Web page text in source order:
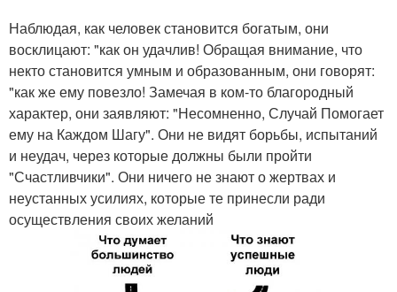
Наблюдая, как человек становится богатым, они
восклицают: "как он удачлив! Обращая внимание, что
некто становится умным и образованным, они говорят:
"как же ему повезло! Замечая в ком-то благородный
характер, они заявляют: "Несомненно, Случай Помогает
ему на Каждом Шагу". Они не видят борьбы, испытаний
и неудач, через которые должны были пройти
"Счастливчики". Они ничего не знают о жертвах и
неустанных усилиях, которые те принесли ради
осуществления своих желаний